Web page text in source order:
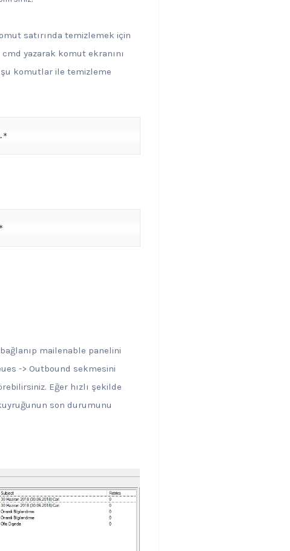
satırında temizlemek için
yazarak komut ekranını
komutlar ile temizleme
mailenable panelini
-> Outbound sekmesini
Eğer hızlı şekilde
son durumunu